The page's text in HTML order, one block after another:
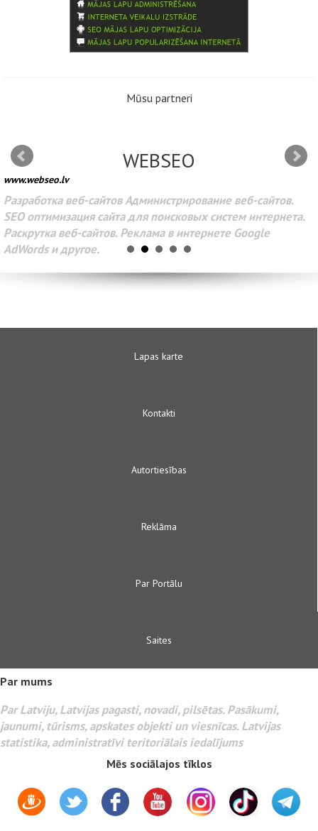
Mūsu partneri
WEBSEO
www.webseo.lv
Разработка веб-сайтов Администрирование веб-сайтов.
SEO оптимизация сайта для поисковых систем интернета.
Раскрутка веб-сайтов. Реклама в интернете Google
AdWords и другое.
Lapas karte
Kontakti
Autortiesības
Reklāma
Par Portālu
Saites
Par mums
Par Latviju, Latvijas pagasti, novadi, pilsētas. Pasākumi,
jaunumi, tūrisms, apskates objekti un viesnīcas. Latvijas
statistika, administratīvi teritoriālais iedalījums
Mēs sociālajos tīklos